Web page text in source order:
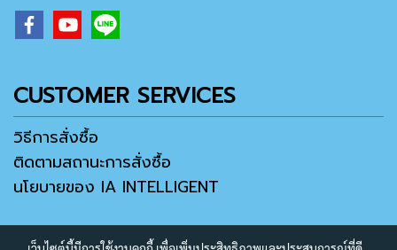
CUSTOMER SERVICES
วิธีการสั่งซื้อ
ติดตามสถานะการสั่งซื้อ
นโยบายของ IA INTELLIGENT